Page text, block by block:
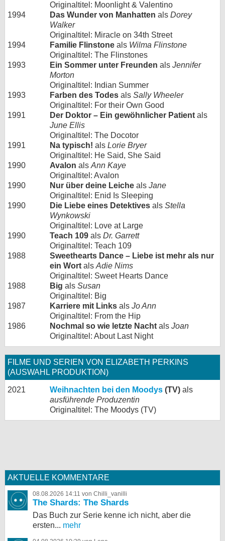
Originaltitel: Moonlight & Valentino
1994
Das Wunder von Manhatten als Dorey
Walker
Originaltitel: Miracle on 34th Street
1994
Familie Flinstone als Wilma Flinstone
Originaltitel: The Flinstones
1993
Ein Sommer unter Freunden als Jennifer
Morton
Originaltitel: Indian Summer
1993
Farben des Todes als Sally Wheeler
Originaltitel: For their Own Good
1991
Der Doktor – Ein gewöhnlicher Patient als
June Ellis
Originaltitel: The Docotor
1991
Na typisch! als Lorie Bryer
Originaltitel: He Said, She Said
1990
Avalon als Ann Kaye
Originaltitel: Avalon
1990
Nur über deine Leiche als Jane
Originaltitel: Enid Is Sleeping
1990
Die Liebe eines Detektives als Stella
Wynkowski
Originaltitel: Love at Large
1990
Teach 109 als Dr. Garrett
Originaltitel: Teach 109
1988
Sweethearts Dance – Liebe ist mehr als nur
ein Wort als Adie Nims
Originaltitel: Sweet Hearts Dance
1988
Big als Susan
Originaltitel: Big
1987
Karriere mit Links als Jo Ann
Originaltitel: From the Hip
1986
Nochmal so wie letzte Nacht als Joan
Originaltitel: About Last Night
FILME UND SERIEN VON ELIZABETH PERKINS
(AUSWAHL PRODUKTION)
2021 Weihnachten bei den Moodys (TV) als
ausführende Produzentin
Originaltitel: The Moodys (TV)
AKTUELLE KOMMENTARE
08.08.2026 14:11 von Chilli_vanilli
The Shards: The Shards
Das Buch zur Serie kenne ich nicht, aber die
ersten... mehr